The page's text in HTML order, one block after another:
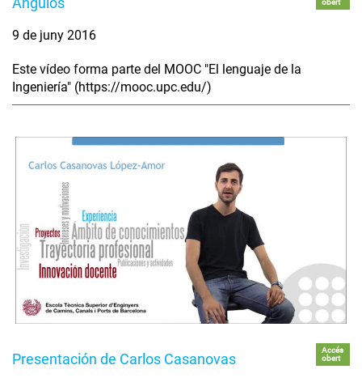
obert
9 de juny 2016
Este vídeo forma parte del MOOC "El lenguaje de la
Ingeniería" (https://mooc.upc.edu/)
Presentación de Carlos Casanovas
Accés
obert